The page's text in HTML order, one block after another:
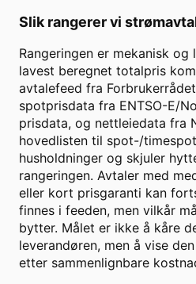
Slik rangerer vi
Rangeringen er mekanisk
lavest beregnet totalpris
avtalefeed fra
spotprisdata fra ENTSO-E/
prisdata, og nettleiedata fra
hovedlisten til spot-/
husholdninger og skjuler
rangeringen. Avtaler med
eller kort prisgaranti kan
finnes i feeden, men vilkår
bytter. Målet er ikke å kåre
leverandøren, men å vise
etter sammenlignbare